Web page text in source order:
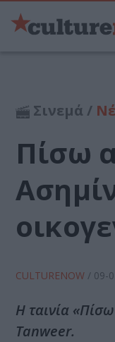
Σινεμά /
Πίσω
CULTURENOW / 09-
Η ταινία
Tanweer.